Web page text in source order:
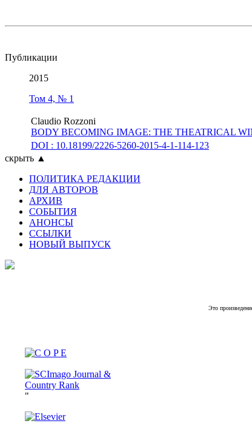
Публикации
2015
Том 4, № 1
Claudio Rozzoni
BODY BECOMING IMAGE: THE THEATRICAL
DOI : 10.18199/2226-5260-2015-4-1-114-123
скрыть ▲
ПОЛИТИКА РЕДАКЦИИ
ДЛЯ АВТОРОВ
АРХИВ
СОБЫТИЯ
АНОНСЫ
ССЫЛКИ
НОВЫЙ ВЫПУСК
Это
"